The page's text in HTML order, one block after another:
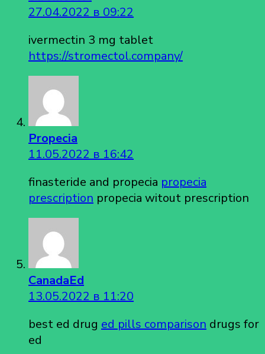
27.04.2022 в 09:22
ivermectin 3 mg tablet
https://stromectol.company/
Propecia
11.05.2022 в 16:42
finasteride and propecia propecia
prescription propecia witout prescription
CanadaEd
13.05.2022 в 11:20
best ed drug ed pills comparison drugs for
ed